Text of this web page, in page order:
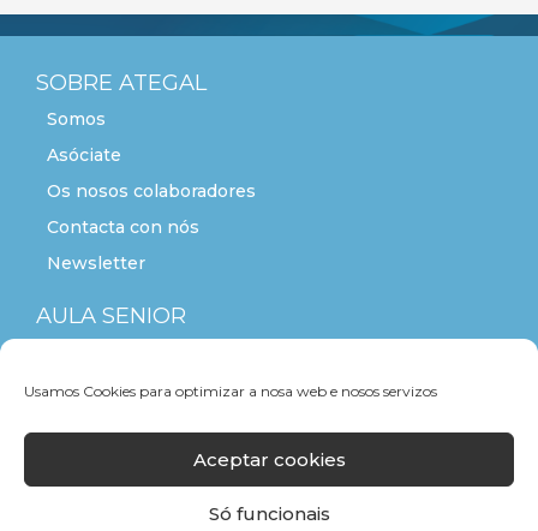
Usamos Cookies para optimizar a nosa web e nosos servizos
Aceptar cookies
Só funcionais
SOBRE ATEGAL
Somos
Asóciate
Os nosos colaboradores
Contacta con nós
Newsletter
AULA SENIOR